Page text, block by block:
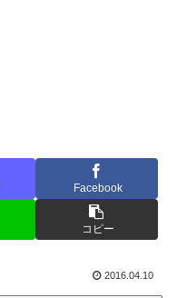
Facebook
コピー
2016.04.10